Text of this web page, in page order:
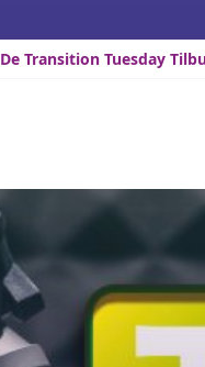
De Transition Tuesday